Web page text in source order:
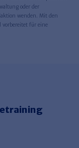
oder der
wenden. Mit den
vorbereitet für eine